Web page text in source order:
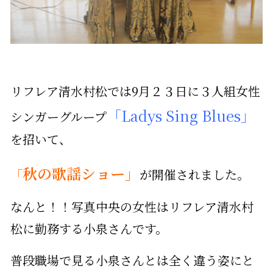
リフレア清水村松では9月２３日に３人組女性
シンガーグループ「Ladys Sing Blues」
を招いて、
「秋の歌謡ショー」 が開催されました。
なんと！！写真中央の女性はリフレア清水村
松に勤務する小泉さんです。
普段職場で見る小泉さんとは全く違う姿にと